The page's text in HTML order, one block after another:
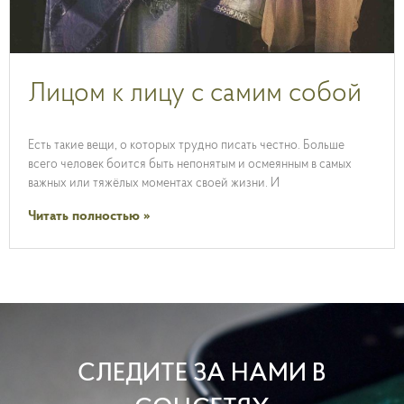
Лицом к лицу с самим собой
Есть такие вещи, о которых трудно писать честно. Больше
всего человек боится быть непонятым и осмеянным в самых
важных или тяжёлых моментах своей жизни. И
Читать полностью »
СЛЕДИТЕ ЗА НАМИ В